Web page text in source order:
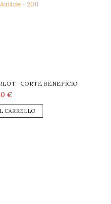
-CORTE BENEFICIO
€
CARRELLO